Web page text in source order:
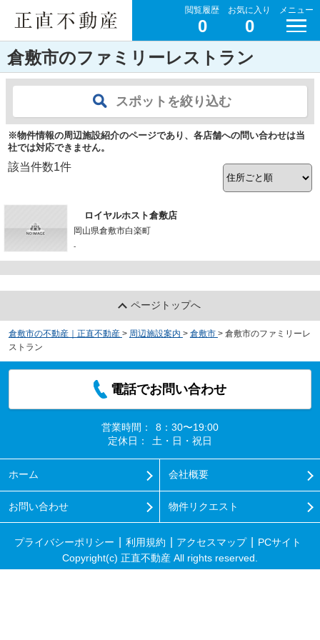
閲覧履歴
0
お気に入り
0
メニュー
倉敷市のファミリーレストラン
スポットを絞り込む
※物件情報の周辺施設紹介のページであり、各店舗への問い合わせは当
社では対応できません。
該当件数1件
ロイヤルホスト倉敷店
岡山県倉敷市白楽町
-
ページトップへ
倉敷市の不動産｜正直不動産 > 周辺施設案内 > 倉敷市 > 倉敷市のファミリーレ
ストラン
電話でお問い合わせ
営業時間：
8：30〜19:00
定休日：
土・日・祝日
ホーム 会社概要
お問い合わせ 物件リクエスト
プライバシーポリシー 利用規約 アクセスマップ
PCサイト
Copyright(c) 正直不動産 All rights reserved.